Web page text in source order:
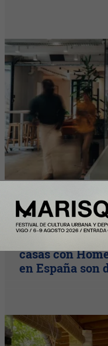
Y Además...
Más de la
casas con
en España son